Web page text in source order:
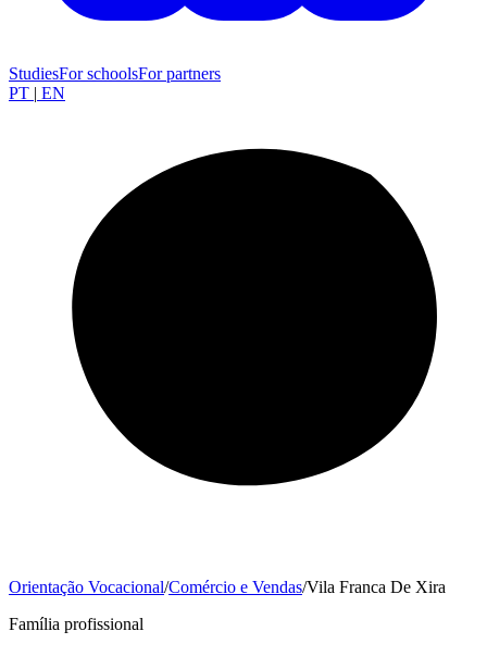
StudiesFor schoolsFor partners
PT | EN
Orientação Vocacional/Comércio e Vendas/Vila Franca De Xira
Família profissional